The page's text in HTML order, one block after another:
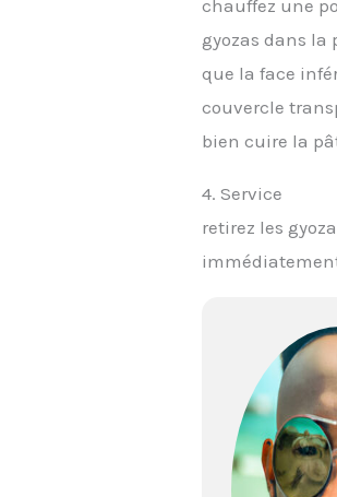
chauffez une
gyozas dans la
que la face
couvercle
bien cuire la
4. Service
retirez les